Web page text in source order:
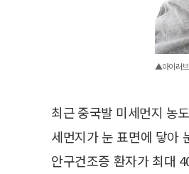
▲아이러브
최근 중국발 미세먼지 농
세먼지가 눈 표면에 닿아
안구건조증 환자가 최대